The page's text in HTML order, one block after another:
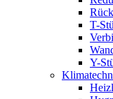
T-
Y-